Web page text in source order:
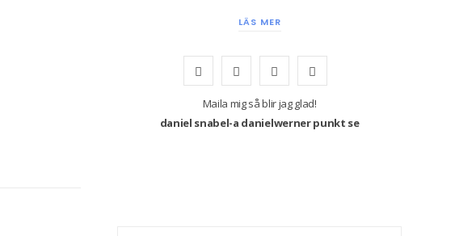
LÄS MER
a
c
w
i
n
s
o
u
Maila mig så blir jag glad!
daniel snabel-a danielwerner punkt se